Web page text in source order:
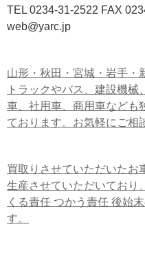
TEL 0234-31-2522 FAX
web@yarc.jp
山形・秋田・宮城・岩手・
トラックやバス、建設機
車、社用車、商用車なども
ております。お気軽にご相
買取りさせていただいたお
生産させていただいており
くる責任 つかう責任 後始
す。